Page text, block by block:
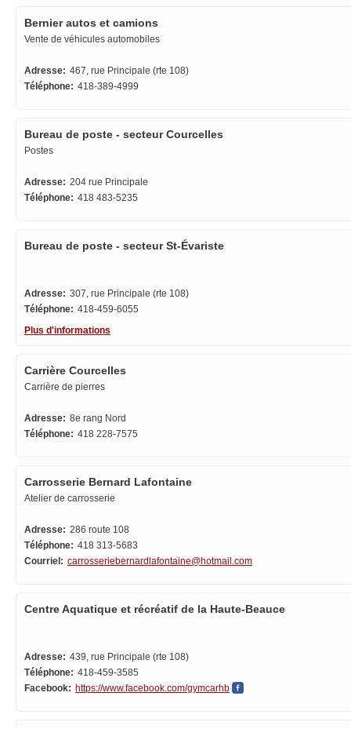
Bernier autos et camions
Vente de véhicules automobiles
Adresse: 467, rue Principale (rte 108)
Téléphone: 418-389-4999
Bureau de poste - secteur Courcelles
Postes
Adresse: 204 rue Principale
Téléphone: 418 483-5235
Bureau de poste - secteur St-Évariste
Adresse: 307, rue Principale (rte 108)
Téléphone: 418-459-6055
Plus d'informations
Carrière Courcelles
Carrière de pierres
Adresse: 8e rang Nord
Téléphone: 418 228-7575
Carrosserie Bernard Lafontaine
Atelier de carrosserie
Adresse: 286 route 108
Téléphone: 418 313-5683
Courriel: carrosseriebernardlafontaine@hotmail.com
Centre Aquatique et récréatif de la Haute-Beauce
Adresse: 439, rue Principale (rte 108)
Téléphone: 418-459-3585
Facebook: https://www.facebook.com/gymcarhb